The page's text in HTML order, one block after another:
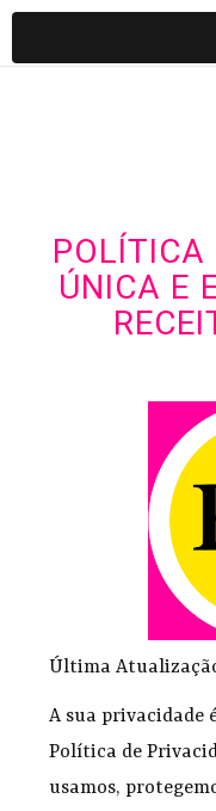
POLÍTICA
ÚNICA E
Última
A sua privacidade
Política de
usamos,